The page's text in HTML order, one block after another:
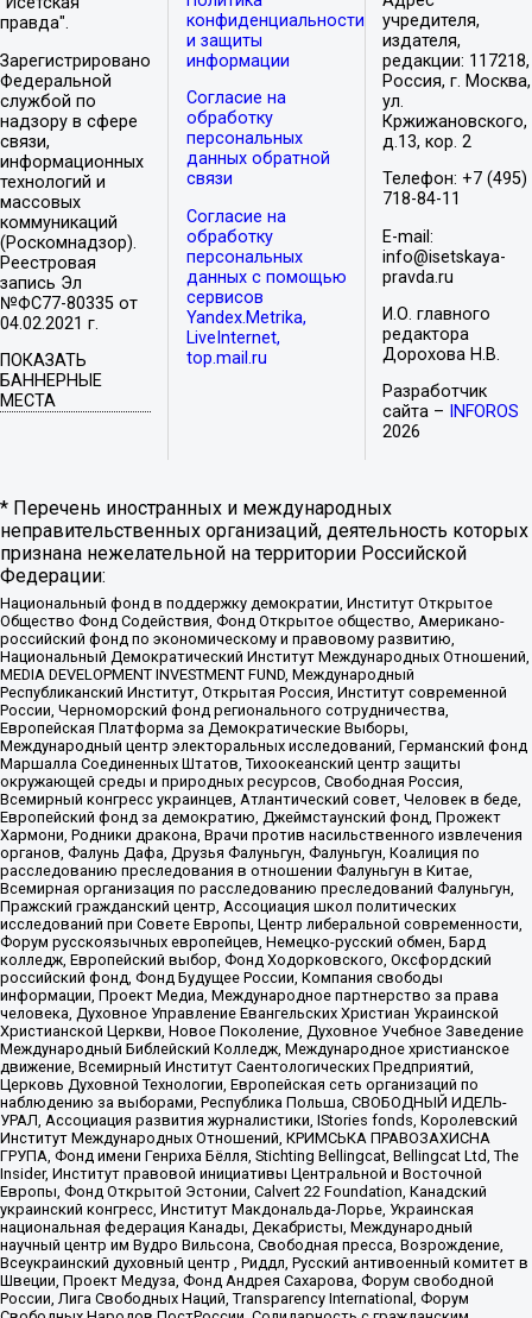
правда".
Зарегистрировано
Федеральной
службой по
надзору в сфере
связи,
информационных
технологий и
массовых
коммуникаций
(Роскомнадзор).
Реестровая
запись Эл
№ФС77-80335 от
04.02.2021 г.
ПОКАЗАТЬ
БАННЕРНЫЕ
МЕСТА
конфиденциальности
и защиты
информации
Согласие на
обработку
персональных
данных обратной
связи
Согласие на
обработку
персональных
данных с помощью
сервисов
Yandex.Metrika,
LiveInternet,
top.mail.ru
учредителя,
издателя,
редакции: 117218,
Россия, г. Москва,
ул.
Кржижановского,
д.13, кор. 2
Телефон: +7 (495)
718-84-11
E-mail:
info@isetskaya-
pravda.ru
И.О. главного
редактора
Дорохова Н.В.
Разработчик
сайта –
INFOROS
2026
* Перечень иностранных и международных
неправительственных организаций, деятельность которых
признана нежелательной на территории Российской
Федерации:
Национальный фонд в поддержку демократии, Институт Открытое
Общество Фонд Содействия, Фонд Открытое общество, Американо-
российский фонд по экономическому и правовому развитию,
Национальный Демократический Институт Международных Отношений,
MEDIA DEVELOPMENT INVESTMENT FUND, Международный
Республиканский Институт, Открытая Россия, Институт современной
России, Черноморский фонд регионального сотрудничества,
Европейская Платформа за Демократические Выборы,
Международный центр электоральных исследований, Германский фонд
Маршалла Соединенных Штатов, Тихоокеанский центр защиты
окружающей среды и природных ресурсов, Свободная Россия,
Всемирный конгресс украинцев, Атлантический совет, Человек в беде,
Европейский фонд за демократию, Джеймстаунский фонд, Прожект
Хармони, Родники дракона, Врачи против насильственного извлечения
органов, Фалунь Дафа, Друзья Фалуньгун, Фалуньгун, Коалиция по
расследованию преследования в отношении Фалуньгун в Китае,
Всемирная организация по расследованию преследований Фалуньгун,
Пражский гражданский центр, Ассоциация школ политических
исследований при Совете Европы, Центр либеральной современности,
Форум русскоязычных европейцев, Немецко-русский обмен, Бард
колледж, Европейский выбор, Фонд Ходорковского, Оксфордский
российский фонд, Фонд Будущее России, Компания свободы
информации, Проект Медиа, Международное партнерство за права
человека, Духовное Управление Евангельских Христиан Украинской
Христианской Церкви, Новое Поколение, Духовное Учебное Заведение
Международный Библейский Колледж, Международное христианское
движение, Всемирный Институт Саентологических Предприятий,
Церковь Духовной Технологии, Европейская сеть организаций по
наблюдению за выборами, Республика Польша, СВОБОДНЫЙ ИДЕЛЬ-
УРАЛ, Ассоциация развития журналистики, IStories fonds, Королевский
Институт Международных Отношений, КРИМСЬКА ПРАВОЗАХИСНА
ГРУПА, Фонд имени Генриха Бёлля, Stichting Bellingcat, Bellingcat Ltd, The
Insider, Институт правовой инициативы Центральной и Восточной
Европы, Фонд Открытой Эстонии, Calvert 22 Foundation, Канадский
украинский конгресс, Институт Макдональда-Лорье, Украинская
национальная федерация Канады, Декабристы, Международный
научный центр им Вудро Вильсона, Свободная пресса, Возрождение,
Всеукраинский духовный центр , Риддл, Русский антивоенный комитет в
Швеции, Проект Медуза, Фонд Андрея Сахарова, Форум свободной
России, Лига Свободных Наций, Transparеncy International, Форум